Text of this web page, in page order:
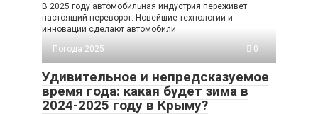
В 2025 году автомобильная индустрия переживет
настоящий переворот. Новейшие технологии и
инновации сделают автомобили
Погода 2025
0
Удивительное и непредсказуемое
время года: какая будет зима в
2024-2025 году в Крыму?